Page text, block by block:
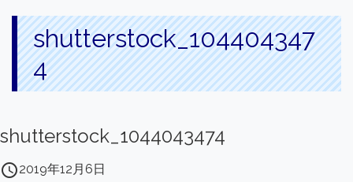
shutterstock_104404347
4
shutterstock_1044043474
access_time2019年12月6日